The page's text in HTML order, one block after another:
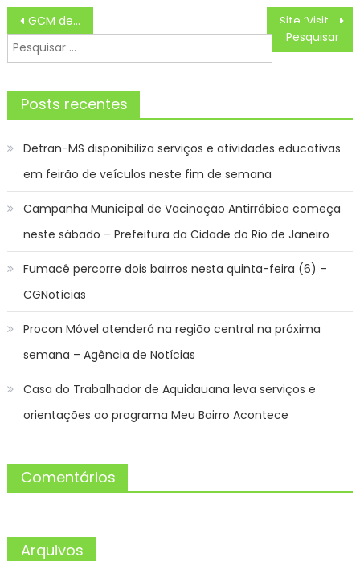
Navegação
de
Post
GCM detém homem acusado de violência doméstica contra a esposa em Brigadeiro Tobias – Agência de Notícias
Pesquisar
por:
Posts recentes
Detran-MS disponibiliza serviços e atividades educativas
em feirão de veículos neste fim de semana
Campanha Municipal de Vacinação Antirrábica começa
neste sábado – Prefeitura da Cidade do Rio de Janeiro
Fumacê percorre dois bairros nesta quinta-feira (6) –
CGNotícias
Procon Móvel atenderá na região central na próxima
semana – Agência de Notícias
Casa do Trabalhador de Aquidauana leva serviços e
orientações ao programa Meu Bairro Acontece
Comentários
Arquivos